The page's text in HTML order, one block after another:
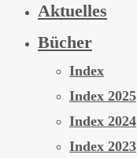
nach:
Aktuelles
Bücher
Index
Index 2025
Index 2024
Index 2023